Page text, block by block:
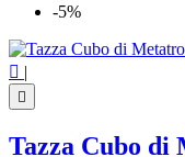
-5%
 |

Tazza Cubo di